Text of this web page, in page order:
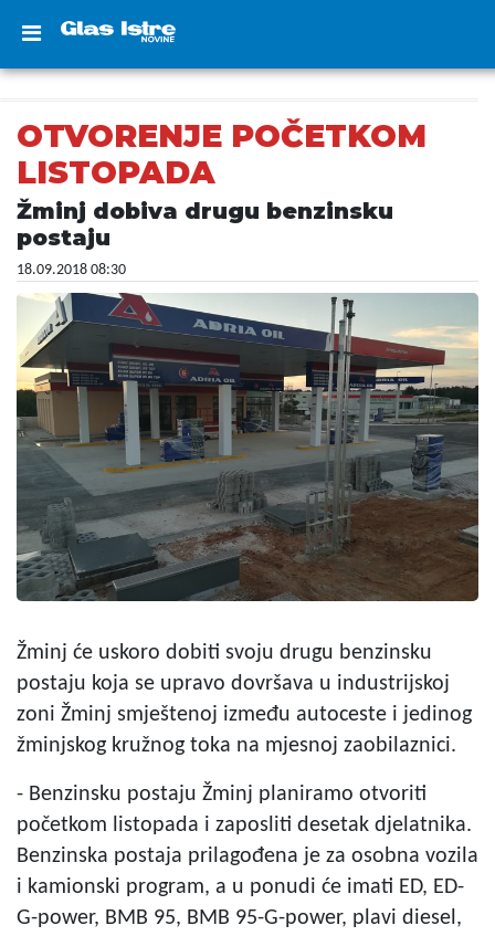
OTVORENJE POČETKOM
LISTOPADA
Žminj dobiva drugu benzinsku
postaju
18.09.2018 08:30
Žminj će uskoro dobiti svoju drugu benzinsku
postaju koja se upravo dovršava u industrijskoj
zoni Žminj smještenoj između autoceste i jedinog
žminjskog kružnog toka na mjesnoj zaobilaznici.
- Benzinsku postaju Žminj planiramo otvoriti
početkom listopada i zaposliti desetak djelatnika.
Benzinska postaja prilagođena je za osobna vozila
i kamionski program, a u ponudi će imati ED, ED-
G-power, BMB 95, BMB 95-G-power, plavi diesel,